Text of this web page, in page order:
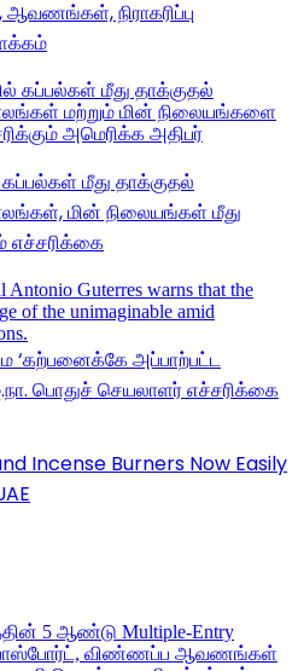
ஆவணங்கள், நிராகரிப்பு
மீது தாக்குதல்
மின் நிலையங்கள் மீது
எச்சரிக்கை
‘கற்பனைக்கே அப்பாற்பட்ட
பொதுச் செயலாளர் எச்சரிக்கை
Incense Burners Now Easily